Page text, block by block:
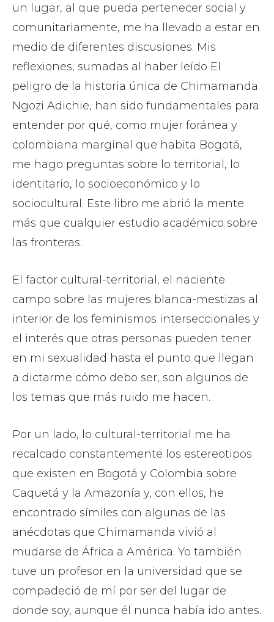
un lugar, al que pueda pertenecer social y
comunitariamente, me ha llevado a estar en
medio de diferentes discusiones. Mis
reflexiones, sumadas al haber leído El
peligro de la historia única de Chimamanda
Ngozi Adichie, han sido fundamentales para
entender por qué, como mujer foránea y
colombiana marginal que habita Bogotá,
me hago preguntas sobre lo territorial, lo
identitario, lo socioeconómico y lo
sociocultural. Este libro me abrió la mente
más que cualquier estudio académico sobre
las fronteras.
El factor cultural-territorial, el naciente
campo sobre las mujeres blanca-mestizas al
interior de los feminismos interseccionales y
el interés que otras personas pueden tener
en mi sexualidad hasta el punto que llegan
a dictarme cómo debo ser, son algunos de
los temas que más ruido me hacen.
Por un lado, lo cultural-territorial me ha
recalcado constantemente los estereotipos
que existen en Bogotá y Colombia sobre
Caquetá y la Amazonía y, con ellos, he
encontrado símiles con algunas de las
anécdotas que Chimamanda vivió al
mudarse de África a América. Yo también
tuve un profesor en la universidad que se
compadeció de mí por ser del lugar de
donde soy, aunque él nunca había ido antes.